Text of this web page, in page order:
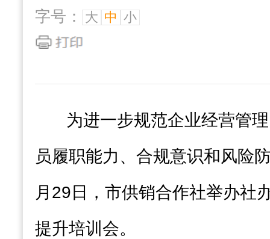
字号：
大 中 小
为进一步规范企业经营管
员履职能力、合规意识和风险
月29日，市供销合作社举办社
提升培训会。